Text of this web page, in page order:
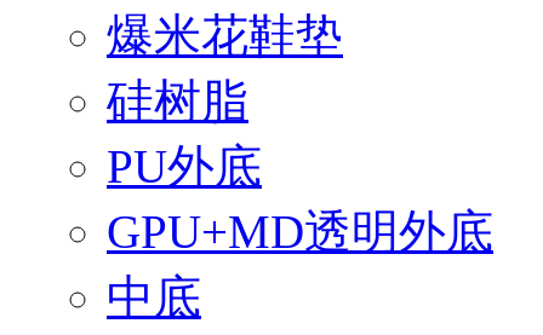
爆米花鞋垫
硅树脂
PU外底
GPU+MD透明外底
中底